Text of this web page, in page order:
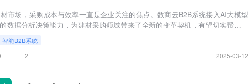
市场，采购成本与效率一直是企业关注的焦点。数商云B2B系统接入AI大模型
数据分析决策能力，为建材采购领域带来了全新的变革契机，有望切实帮助企
智能B2B系统
2 2025-03-12